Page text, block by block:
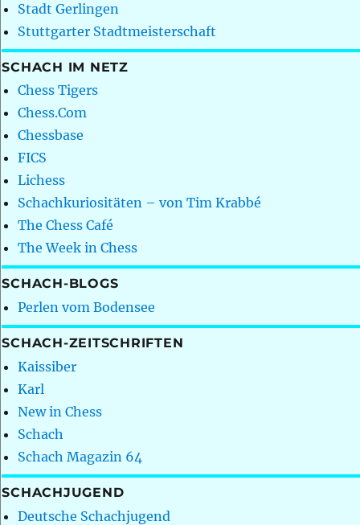
Stadt Gerlingen
Stuttgarter Stadtmeisterschaft
SCHACH IM NETZ
Chess Tigers
Chess.Com
Chessbase
FICS
Lichess
Schachkuriositäten – von Tim Krabbé
The Chess Café
The Week in Chess
SCHACH-BLOGS
Perlen vom Bodensee
SCHACH-ZEITSCHRIFTEN
Kaissiber
Karl
New in Chess
Schach
Schach Magazin 64
SCHACHJUGEND
Deutsche Schachjugend